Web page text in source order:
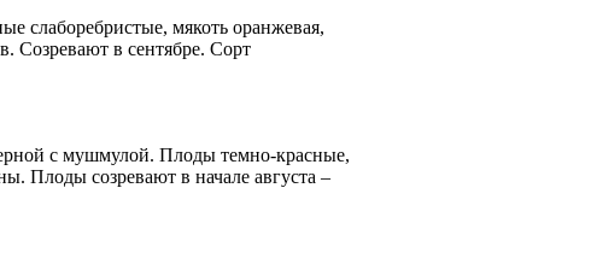
слаборебристые, мякоть оранжевая,
Созревают в сентябре. Сорт
с мушмулой. Плоды темно-красные,
Плоды созревают в начале августа –